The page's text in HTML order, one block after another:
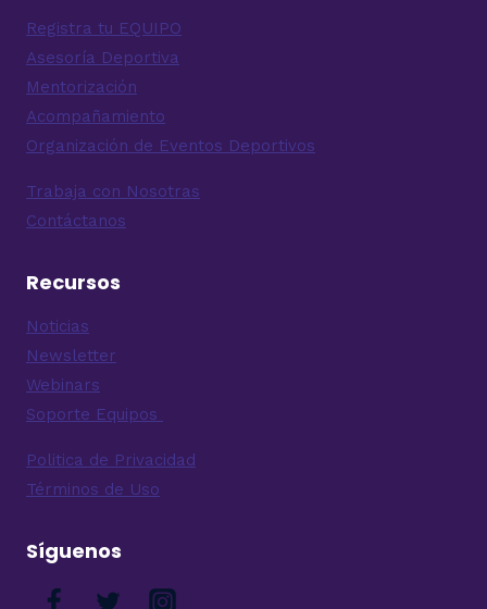
Registra tu EQUIPO
Asesoría Deportiva
Mentorización
Acompañamiento
Organización de Eventos Deportivos
Trabaja con Nosotras
Contáctanos
Recursos
Noticias
Newsletter
Webinars
Soporte Equipos
Politica de Privacidad
Términos de Uso
Síguenos